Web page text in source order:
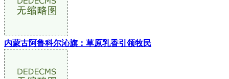
内蒙古阿鲁科尔沁旗：草原乳香引领牧民